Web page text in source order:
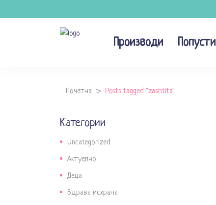
Производи Попусти
Почетна > Posts tagged "zashtita"
Категории
Uncategorized
Актуелно
Деца
Здрава исхрана